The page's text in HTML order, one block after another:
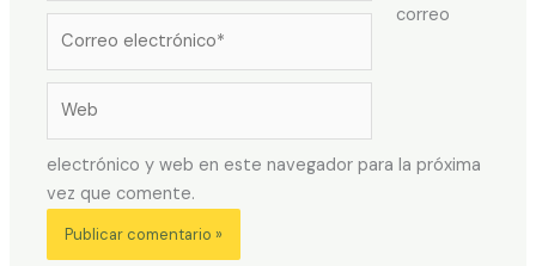
electrónico*
correo
electrónico y web en este navegador para la próxima
vez que comente.